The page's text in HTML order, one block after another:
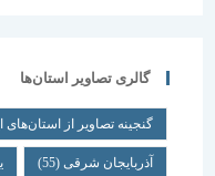
گالری تصاویر استان‌ها
گنجینه تصاویر از استان‌های ایران(599)
آذربایجان شرقی(55) یزد